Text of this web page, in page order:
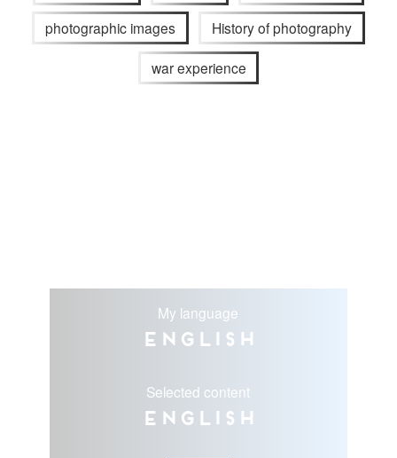
photographic images History of photography
war experience
My language
English
Selected content
English